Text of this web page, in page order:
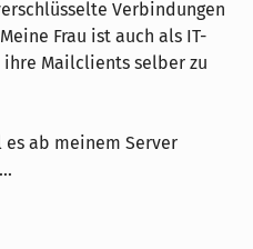
Verbindungen
Frau ist auch als IT-
Mailclients selber zu
ab meinem Server